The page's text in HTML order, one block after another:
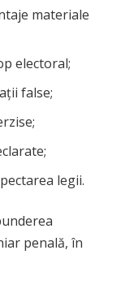
materiale
electoral;
false;
legii.
penală, în